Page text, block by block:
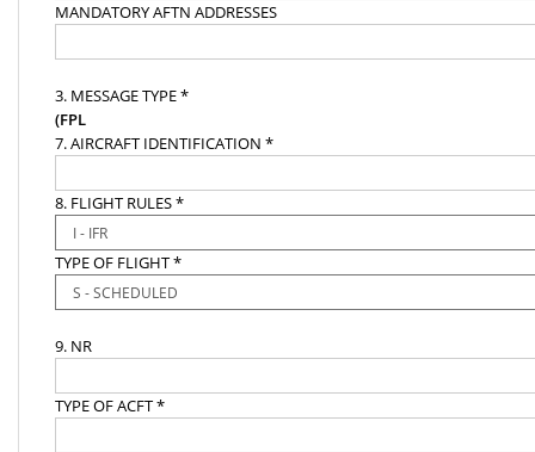
MANDATORY AFTN ADDRESSES
3. MESSAGE TYPE *
(FPL
7. AIRCRAFT IDENTIFICATION *
8. FLIGHT RULES *
TYPE OF FLIGHT *
9. NR
TYPE OF ACFT *